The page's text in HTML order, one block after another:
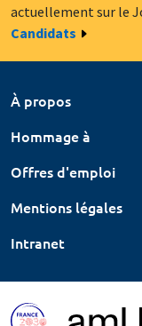
actuellement sur le
Candidats
À propos
Hommage à
Offres d'emploi
Mentions légales
Intranet